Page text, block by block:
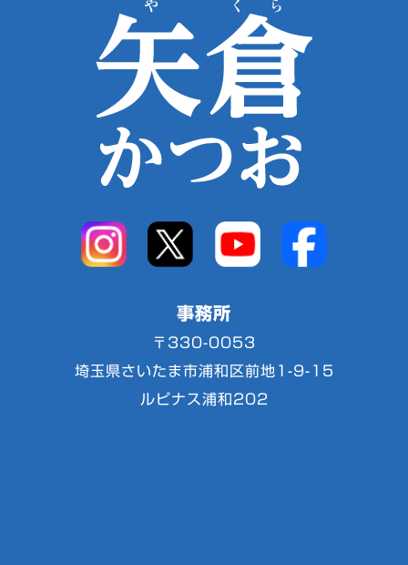
事務所
〒330-0053
埼玉県さいたま市浦和区前地1-9-15
ルピナス浦和202